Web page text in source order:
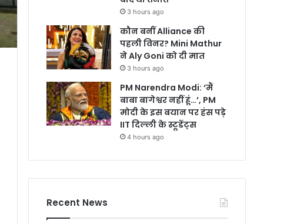
3 hours ago
कौन बनीं Alliance की
पहली विनर? Mini Mathur
ने Aly Goni को दी मात
3 hours ago
PM Narendra Modi: ‘मैं
बाबा बागेश्वर नहीं हूं…’, PM
मोदी के इस बयान पर हंस पड़े
IIT दिल्ली के स्टूडेंट्स
4 hours ago
Recent News